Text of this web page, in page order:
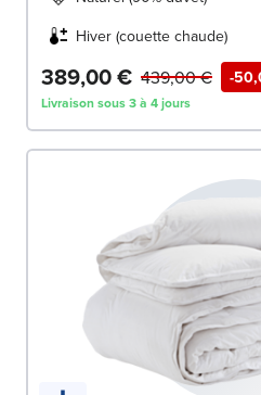
Hiver (couette chaude)
389,00 € -
439,00 €
Livraison sous 3 à 4 jours